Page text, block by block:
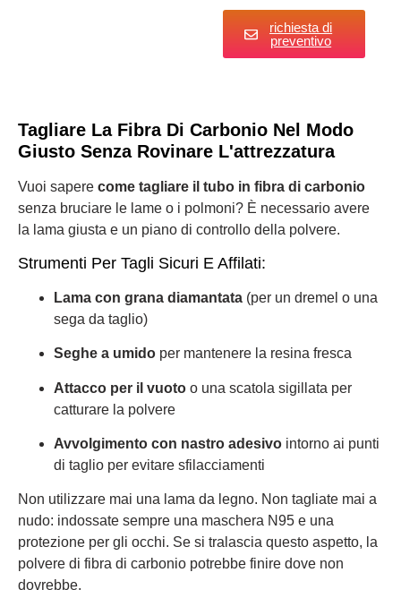
richiesta di
preventivo
Tagliare La Fibra Di Carbonio Nel Modo
Giusto Senza Rovinare L'attrezzatura
Vuoi sapere come tagliare il tubo in fibra di carbonio
senza bruciare le lame o i polmoni? È necessario avere
la lama giusta e un piano di controllo della polvere.
Strumenti Per Tagli Sicuri E Affilati:
Lama con grana diamantata (per un dremel o una
sega da taglio)
Seghe a umido per mantenere la resina fresca
Attacco per il vuoto o una scatola sigillata per
catturare la polvere
Avvolgimento con nastro adesivo intorno ai punti
di taglio per evitare sfilacciamenti
Non utilizzare mai una lama da legno. Non tagliate mai a
nudo: indossate sempre una maschera N95 e una
protezione per gli occhi. Se si tralascia questo aspetto, la
polvere di fibra di carbonio potrebbe finire dove non
dovrebbe.